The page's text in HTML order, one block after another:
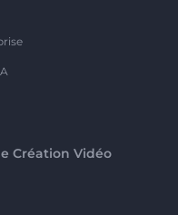
Création Vidéo